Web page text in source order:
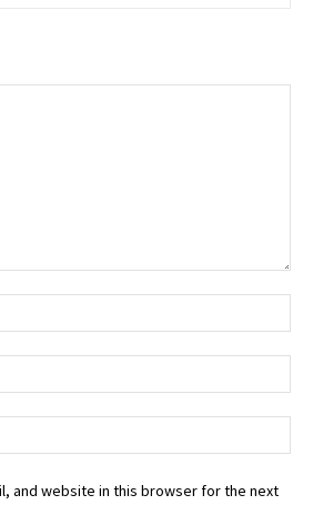
and website in this browser for the next